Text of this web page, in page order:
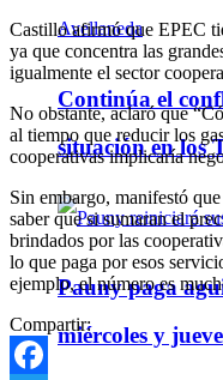
Continúa el
situación en los
Pauny paga
miércoles y
Castillo afirmó que EPEC
ya que concentra las
igualmente el sector
No obstante, aclaró que
al tiempo que reducir los
cooperativas implicaría
Sin embargo, manifestó
saber que si sumaran el
brindados por las
lo que paga por esos
ejemplo, el número es
Compartir: